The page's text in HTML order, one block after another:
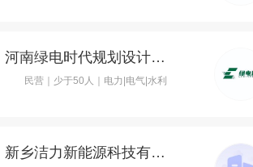
河南绿电时代规划设计研究有限公司
民营｜少于50人｜电力|电气|水利
新乡洁力新能源科技有限公司